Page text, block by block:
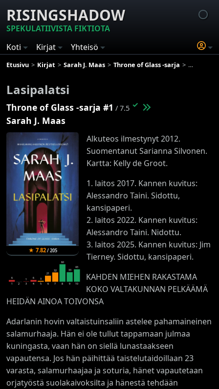
RISINGSHADOW
SPEKULATIIVISTA FIKTIOTA
Koti
Kirjat Yhteisö
Etusivu Kirjat Sarah J. Maas Throne of Glass -sarja Lasipalatsi
Lasipalatsi
Throne of Glass -sarja #1 / 7.5 ✓
Sarah J. Maas
★ 7.82/205
6
1 2
1
3
6
4
3
5
21
6
32
7
60
8
33
9
43
10
Alkuteos ilmestynyt 2012.
Suomentanut Sarianna Silvonen.
Kartta: Kelly de Groot.
1. laitos 2017. Kannen kuvitus:
Alessandro Taini. Sidottu,
kansipaperi.
2. laitos 2022. Kannen kuvitus:
Alessandro Taini. Nidottu.
3. laitos 2025. Kannen kuvitus: Jim
Tierney. Sidottu, kansipaperi.
KAHDEN MIEHEN RAKASTAMA
KOKO VALTAKUNNAN PELKÄÄMÄ
HEIDÄN AINOA TOIVONSA
Adarlanin hovin valtaistuinsaliin astelee pahamaineinen
salamurhaaja. Hän ei ole tullut tappamaan julmaa
kuningasta, vaan hän on siellä lunastaakseen
vapautensa. Jos hän päihittää taistelutaidoillaan 23
varasta, salamurhaajaa ja soturia, hänet vapautetaan
orjatyöstä suolakaivoksilta ja hänestä tehdään